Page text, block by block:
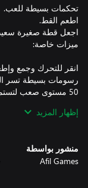
إظهار المزيد
منشور بواسطة
Afil Games